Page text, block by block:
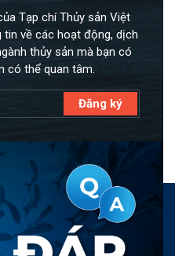
Tạp chí Thủy sản Việt
về các hoạt động, dịch
thủy sản mà bạn có
có thể quan tâm.